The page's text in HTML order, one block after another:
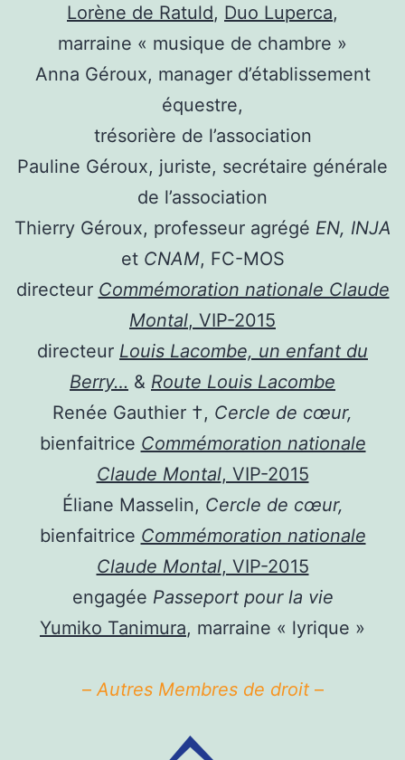
Lorène de Ratuld, Duo Luperca,
marraine « musique de chambre »
Anna Géroux, manager d’établissement
équestre,
trésorière de l’association
Pauline Géroux, juriste, secrétaire générale
de l’association
Thierry Géroux, professeur agrégé EN, INJA
et CNAM, FC-MOS
directeur Commémoration nationale Claude
Montal, VIP-2015
directeur Louis Lacombe, un enfant du
Berry… & Route Louis Lacombe
Renée Gauthier †, Cercle de cœur,
bienfaitrice Commémoration nationale
Claude Montal, VIP-2015
Éliane Masselin, Cercle de cœur,
bienfaitrice Commémoration nationale
Claude Montal, VIP-2015
engagée Passeport pour la vie
Yumiko Tanimura, marraine « lyrique »
– Autres Membres de droit–